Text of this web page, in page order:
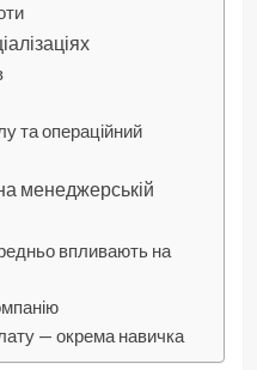
та операційний
менеджерській
впливають на
— окрема навичка